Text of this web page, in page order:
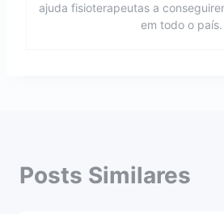
ajuda fisioterapeutas a
em todo o país.
Posts Similares